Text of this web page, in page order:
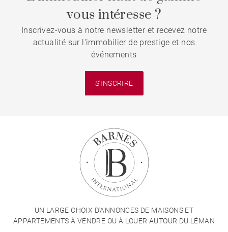
vous intéresse ?
Inscrivez-vous à notre newsletter et recevez notre
actualité sur l'immobilier de prestige et nos
événements
S'INSCRIRE
UN LARGE CHOIX D'ANNONCES DE MAISONS ET
APPARTEMENTS À VENDRE OU À LOUER AUTOUR DU LÉMAN